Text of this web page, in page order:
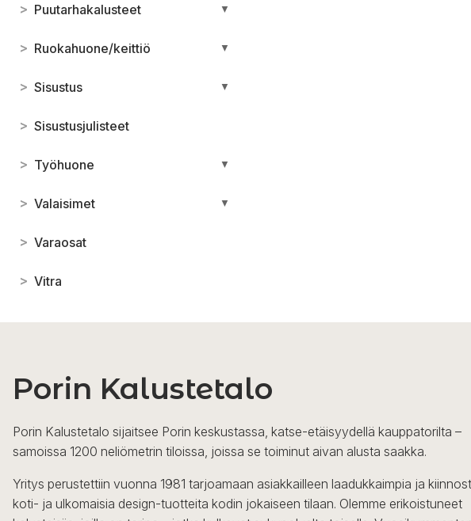
> Puutarhakalusteet ▼
> Ruokahuone/keittiö ▼
> Sisustus ▼
> Sisustusjulisteet
> Työhuone ▼
> Valaisimet ▼
> Varaosat
> Vitra
Porin Kalustetalo
Porin Kalustetalo sijaitsee Porin keskustassa, katse-etäisyydellä kauppatorilta –
samoissa 1200 neliömetrin tiloissa, joissa se toiminut aivan alusta saakka.
Yritys perustettiin vuonna 1981 tarjoamaan asiakkailleen laadukkaimpia ja
koti- ja ulkomaisia design-tuotteita kodin jokaiseen tilaan. Olemme erikoistuneet